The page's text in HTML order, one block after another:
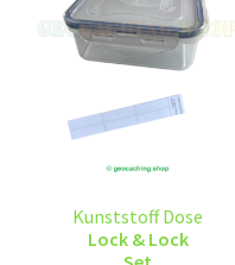
Kunststoff Dose
Lock & Lock